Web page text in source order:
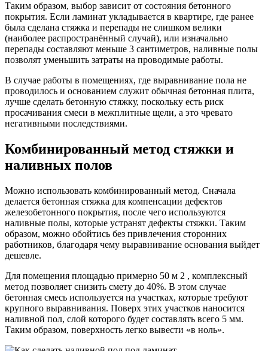
Таким образом, выбор зависит от состояния бетонного
покрытия. Если ламинат укладывается в квартире, где ранее
была сделана стяжка и перепады не слишком велики
(наиболее распространённый случай), или изначально
перепады составляют меньше 3 сантиметров, наливные полы
позволят уменьшить затраты на проводимые работы.
В случае работы в помещениях, где выравнивание пола не
проводилось и основанием служит обычная бетонная плита,
лучше сделать бетонную стяжку, поскольку есть риск
просачивания смеси в межплитные щели, а это чревато
негативными последствиями.
Комбинированный метод стяжки и
наливных полов
Можно использовать комбинированный метод. Сначала
делается бетонная стяжка для компенсации дефектов
железобетонного покрытия, после чего используются
наливные полы, которые устранят дефекты стяжки. Таким
образом, можно обойтись без привлечения сторонних
работников, благодаря чему выравнивание основания выйдет
дешевле.
Для помещения площадью примерно 50 м 2 , комплексный
метод позволяет снизить смету до 40%. В этом случае
бетонная смесь используется на участках, которые требуют
крупного выравнивания. Поверх этих участков наносится
наливной пол, слой которого будет составлять всего 5 мм.
Таким образом, поверхность легко вывести «в ноль».